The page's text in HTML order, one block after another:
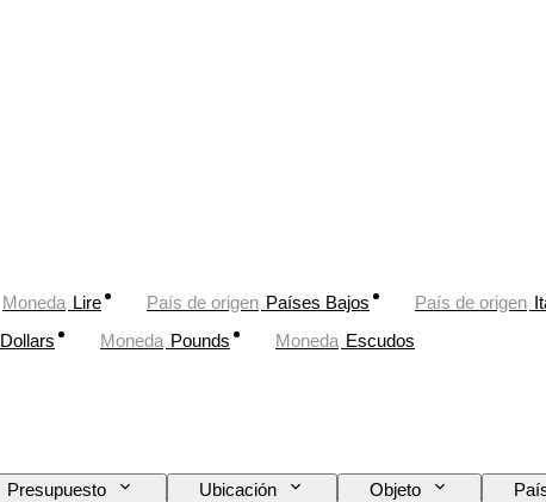
Moneda Lire País de origen Países Bajos País de origen
Dollars Moneda Pounds Moneda Escudos
Presupuesto Ubicación Objeto